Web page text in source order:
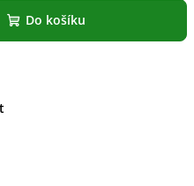
Do košíku